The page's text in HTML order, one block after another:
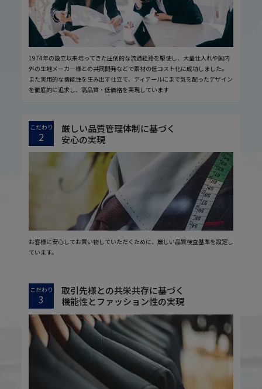
1974年の設立以来培ってきた圧倒的な流通経路を駆使し、大量仕入れや国内
外の生地メーカー様との共同開発などで素材の低コスト化に成功しました。
また実用的な機能性を生み出す仕立て、ディテールにまで気を配ったデザイン
を徹底的に追求し、高品質・低価格を実現しています
こだわり
2
厳しい品質管理体制に基づく
安心の実現
お客様に安心してお買い物していただくために、厳しい品質検査基準を設定し
ています。
こだわり
3
取引先様との共栄共存に基づく
機能性とファッション性の実現